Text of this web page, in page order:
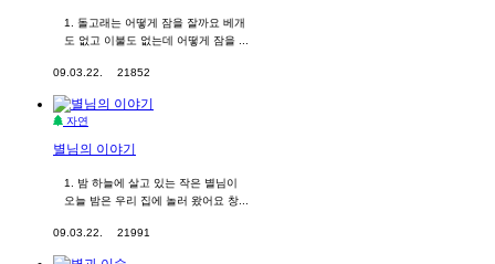
1. 돌고래는 어떻게 잠을 잘까요 베개
도 없고 이불도 없는데 어떻게 잠을 ...
09.03.22. 21852
자연
별님의 이야기
1. 밤 하늘에 살고 있는 작은 별님이
오늘 밤은 우리 집에 놀러 왔어요 창...
09.03.22. 21991